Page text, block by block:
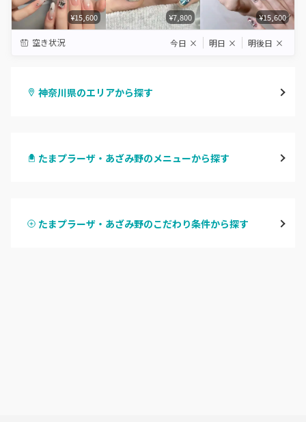
¥15,600 ¥7,800 ¥15,600
空き状況 今日 × 明日 × 明後日 ×
神奈川県のエリアから探す
たまプラーザ・あざみ野のメニューから探す
ハンドスカルプ
たまプラーザ・あざみ野のこだわり条件から探す